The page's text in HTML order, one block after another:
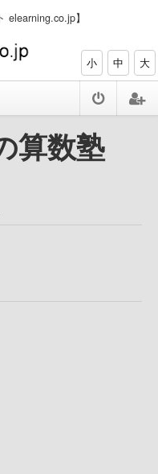
elearning.co.jp】
小 中 大
算数塾